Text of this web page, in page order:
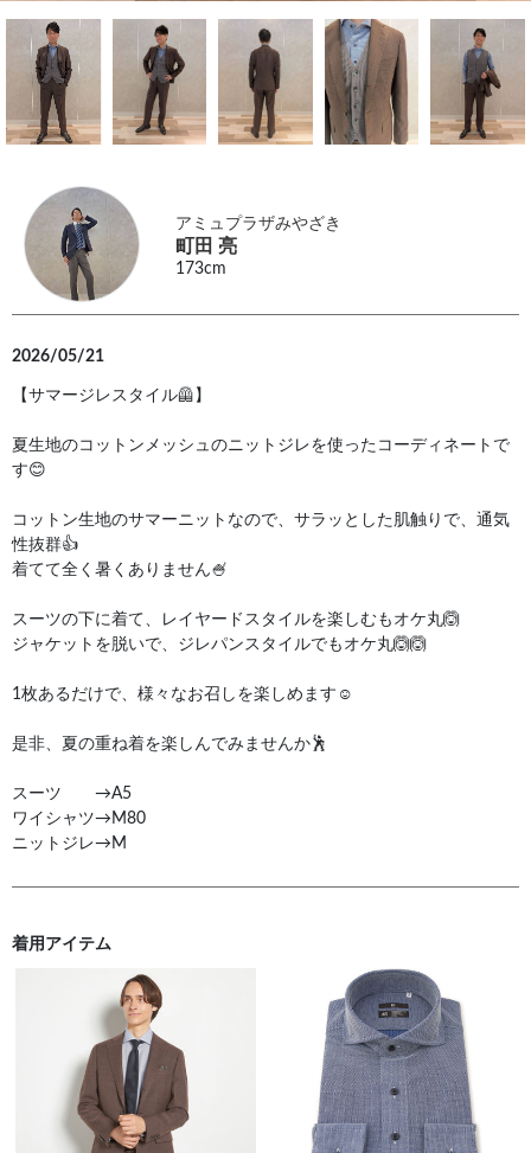
アミュプラザみやざき
町田 亮
173cm
2026/05/21
【サマージレスタイル🦺】
夏生地のコットンメッシュのニットジレを使ったコーディネートで
す😊
コットン生地のサマーニットなので、サラッとした肌触りで、通気
性抜群👍
着てて全く暑くありません🍧
スーツの下に着て、レイヤードスタイルを楽しむもオケ丸🙆
ジャケットを脱いで、ジレパンスタイルでもオケ丸🙆🙆
1枚あるだけで、様々なお召しを楽しめます☺️
是非、夏の重ね着を楽しんでみませんか🕺
スーツ →A5
ワイシャツ→M80
ニットジレ→М
着用アイテム